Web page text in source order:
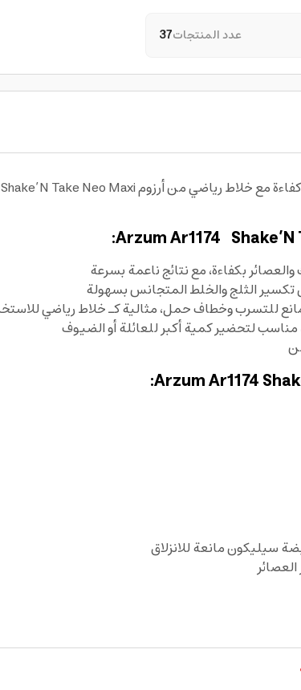
عدد المنتجات37
الثلج والخلط المتجانس بسهولة
سيليكون مانعة للانزلاق